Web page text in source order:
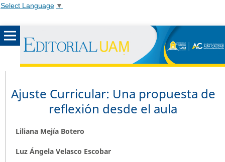
Select Language ▼
Ajuste Curricular: Una propuesta de
reflexión desde el aula
Liliana Mejía Botero
Luz Ángela Velasco Escobar